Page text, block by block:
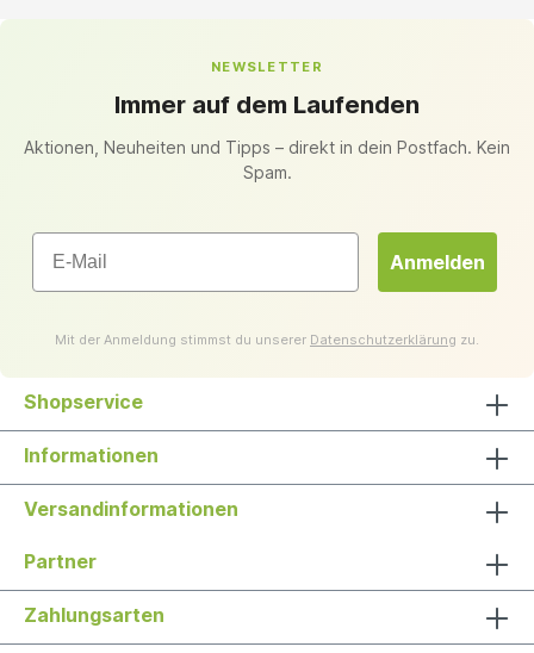
NEWSLETTER
Immer auf dem Laufenden
Aktionen, Neuheiten und Tipps – direkt in dein Postfach. Kein
Spam.
Email
Anmelden
Mit der Anmeldung stimmst du unserer Datenschutzerklärung zu.
Shopservice
Informationen
Versandinformationen
Partner
Zahlungsarten